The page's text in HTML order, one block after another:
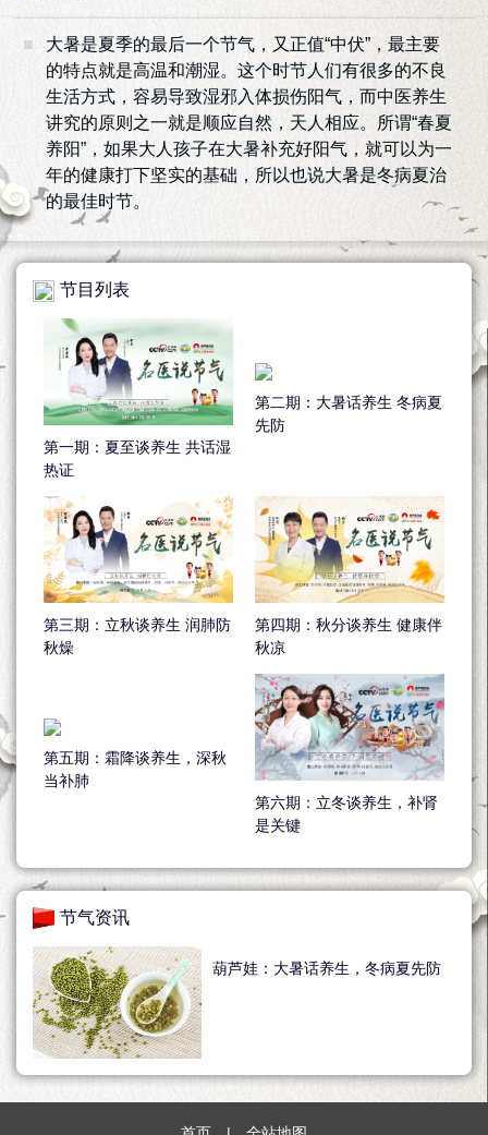
大暑是夏季的最后一个节气，又正值“中伏”，最主要
的特点就是高温和潮湿。这个时节人们有很多的不良
生活方式，容易导致湿邪入体损伤阳气，而中医养生
讲究的原则之一就是顺应自然，天人相应。所谓“春夏
养阳”，如果大人孩子在大暑补充好阳气，就可以为一
年的健康打下坚实的基础，所以也说大暑是冬病夏治
的最佳时节。
节目列表
第一期：夏至谈养生 共话湿
热证
第二期：大暑话养生 冬病夏
先防
第三期：立秋谈养生 润肺防
秋燥
第四期：秋分谈养生 健康伴
秋凉
第五期：霜降谈养生，深秋
当补肺
第六期：立冬谈养生，补肾
是关键
节气资讯
葫芦娃：大暑话养生，冬病夏先防